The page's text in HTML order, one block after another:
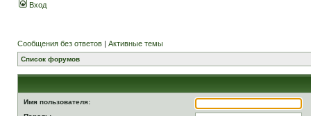
Вход
Сообщения без ответов | Активные темы
Список форумов
Имя пользователя: